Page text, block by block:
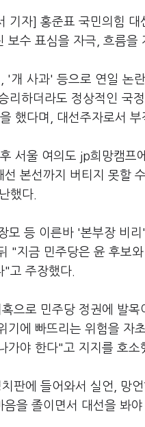
기자] 홍준표 국민의힘
보수 표심을 자극, 흐름을
'개 사과' 등으로 연일 논
리하더라도 정상적인 국
했다며, 대선주자로서
서울 여의도 jp희망캠프
선 본선까지 버티지 못할
했다.
모 등 이른바 '본부장 비
"지금 민주당은 윤 후보
"고 주장했다.
으로 민주당 정권에 발
기에 빠뜨리는 위험을 자
가야 한다"고 지지를 호소
판에 들어와서 실언, 망
음을 졸이면서 대선을 봐